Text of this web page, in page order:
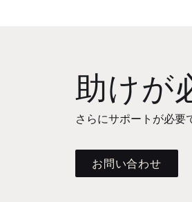
助けが
さらにサポートが必要
お問い合わせ